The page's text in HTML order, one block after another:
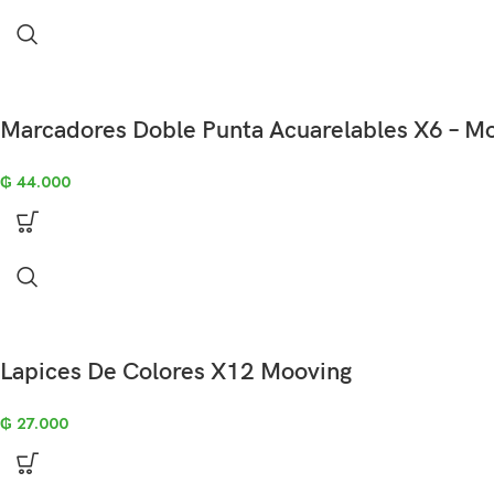
Marcadores Doble Punta Acuarelables X6 –
₲ 44.000
Lapices De Colores X12 Mooving
₲ 27.000